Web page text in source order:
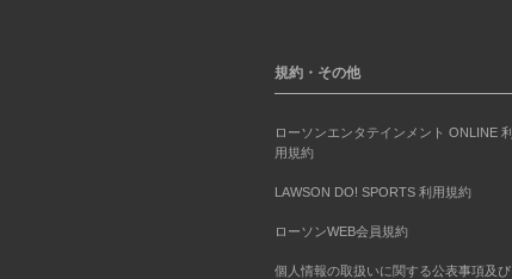
規約・その他
ローソンエンタテインメント ONLINE 利
用規約
LAWSON DO! SPORTS 利用規約
ローソンWEB会員規約
個人情報の取扱いに関する公表事項及び